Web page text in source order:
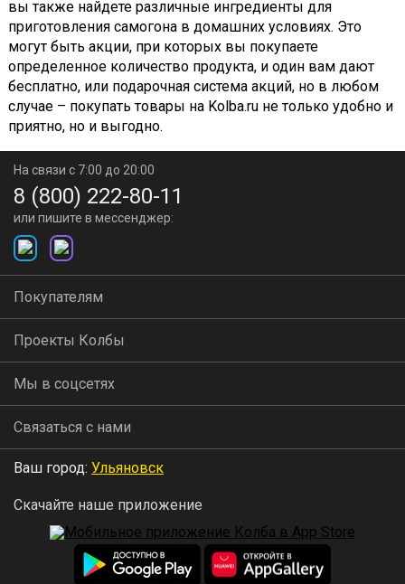
вы также найдете различные ингредиенты для
приготовления самогона в домашних условиях. Это
могут быть акции, при которых вы покупаете
определенное количество продукта, и один вам дают
бесплатно, или подарочная система акций, но в любом
случае – покупать товары на Kolba.ru не только удобно и
приятно, но и выгодно.
На связи с 7:00 до 20:00
8 (800) 222-80-11
или пишите в мессенджер:
Покупателям
Проекты Колбы
Мы в соцсетях
Связаться с нами
Ваш город: Ульяновск
Скачайте наше приложение